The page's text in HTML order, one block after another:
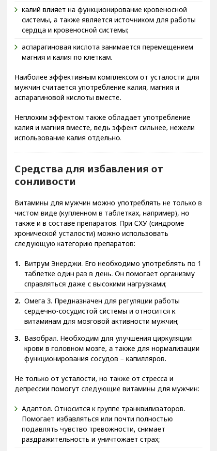
калий влияет на функционирование кровеносной
системы, а также является источником для работы
сердца и кровеносной системы;
аспарагиновая кислота занимается перемещением
магния и калия по клеткам.
Наиболее эффективным комплексом от усталости для
мужчин считается употребление калия, магния и
аспарагиновой кислоты вместе.
Неплохим эффектом также обладает употребление
калия и магния вместе, ведь эффект сильнее, нежели
использование калия отдельно.
Средства для избавления от
сонливости
Витамины для мужчин можно употреблять не только в
чистом виде (купленном в таблетках, например), но
также и в составе препаратов. При СХУ (синдроме
хронической усталости) можно использовать
следующую категорию препаратов:
Витрум Энерджи. Его необходимо употреблять по 1
таблетке один раз в день. Он помогает организму
справляться даже с высокими нагрузками;
Омега 3. Предназначен для регуляции работы
сердечно-сосудистой системы и относится к
витаминам для мозговой активности мужчин;
Вазобрал. Необходим для улучшения циркуляции
крови в головном мозге, а также для нормализации
функционирования сосудов – капилляров.
Не только от усталости, но также от стресса и
депрессии помогут следующие витамины для мужчин:
Адаптол. Относится к группе транквилизаторов.
Помогает избавляться или почти полностью
подавлять чувство тревожности, снимает
раздражительность и уничтожает страх;